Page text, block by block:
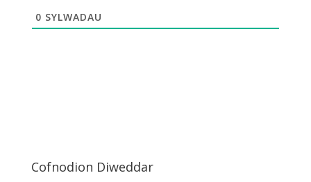
0 SYLWADAU
Cofnodion Diweddar